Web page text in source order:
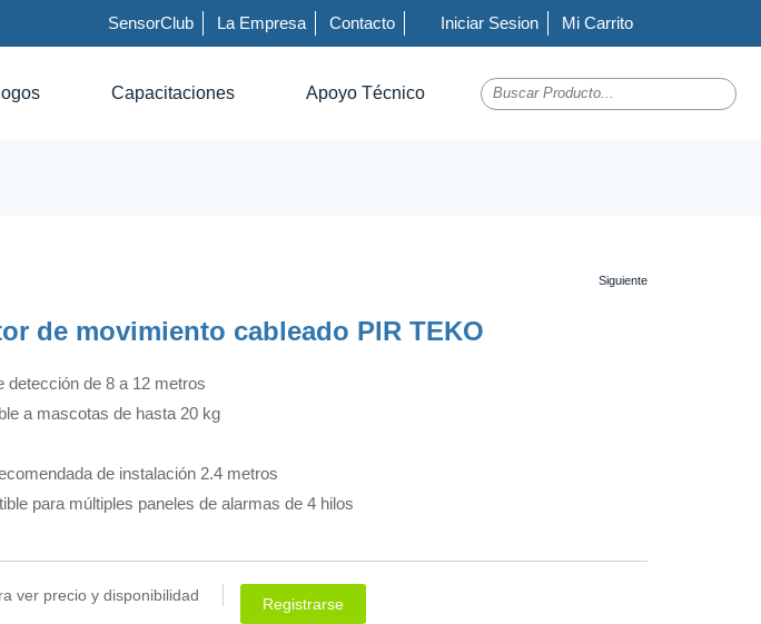
SensorClub La Empresa Contacto Iniciar Sesion Mi Carrito
Capacitaciones Apoyo Técnico
de movimiento cableado PIR TEKO
detección de 8 a 12 metros
a mascotas de hasta 20 kg
de instalación 2.4 metros
para múltiples paneles de alarmas de 4 hilos
ver precio y disponibilidad Registrarse